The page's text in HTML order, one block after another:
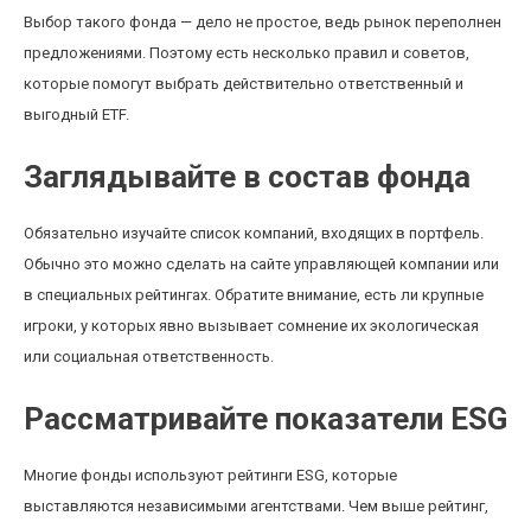
Выбор такого фонда — дело не простое, ведь рынок переполнен
предложениями. Поэтому есть несколько правил и советов,
которые помогут выбрать действительно ответственный и
выгодный ETF.
Заглядывайте в состав фонда
Обязательно изучайте список компаний, входящих в портфель.
Обычно это можно сделать на сайте управляющей компании или
в специальных рейтингах. Обратите внимание, есть ли крупные
игроки, у которых явно вызывает сомнение их экологическая
или социальная ответственность.
Рассматривайте показатели ESG
Многие фонды используют рейтинги ESG, которые
выставляются независимыми агентствами. Чем выше рейтинг,